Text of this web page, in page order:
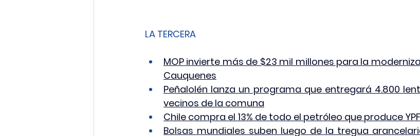
LA TERCERA
MOP invierte más de $23 mil millones para la
Cauquenes
Peñalolén lanza un programa que entregará 4.800
vecinos de la comuna
Chile compra el 13% de todo el petróleo que produce YPF
Bolsas mundiales suben luego de la tregua